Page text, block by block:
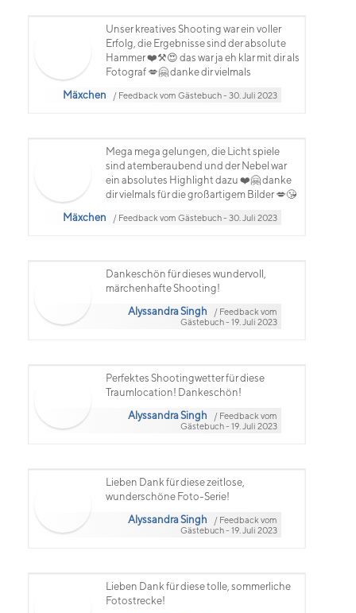
Unser kreatives Shooting war ein voller
Erfolg, die Ergebnisse sind der absolute
Hammer ❤️⚒️😍 das war ja eh klar mit dir als
Fotograf 💋🤗 danke dir vielmals
Mäxchen
/ Feedback vom Gästebuch - 30. Juli 2023
Mega mega gelungen, die Licht spiele
sind atemberaubend und der Nebel war
ein absolutes Highlight dazu ❤️🤗 danke
dir vielmals für die großartigem Bilder 💋😘
Mäxchen
/ Feedback vom Gästebuch - 30. Juli 2023
Dankeschön für dieses wundervoll,
märchenhafte Shooting!
Alyssandra Singh
/ Feedback vom
Gästebuch - 19. Juli 2023
Perfektes Shootingwetter für diese
Traumlocation! Dankeschön!
Alyssandra Singh
/ Feedback vom
Gästebuch - 19. Juli 2023
Lieben Dank für diese zeitlose,
wunderschöne Foto-Serie!
Alyssandra Singh
/ Feedback vom
Gästebuch - 19. Juli 2023
Lieben Dank für diese tolle, sommerliche
Fotostrecke!